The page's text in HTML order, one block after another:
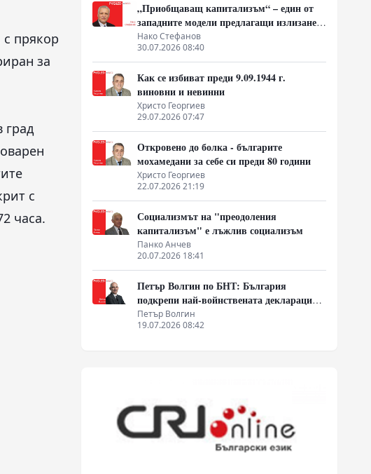
прякор
за
град
с
часа.
„Приобщаващ капитализъм“ – един от
западните модели предлагащи излизане
от системата на неолиберализма
Нако Стефанов
30.07.2026 08:40
Как се избиват преди 9.09.1944 г.
виновни и невинни
Христо Георгиев
29.07.2026 07:47
Откровено до болка - българите
мохамедани за себе си преди 80 години
Христо Георгиев
22.07.2026 21:19
Социализмът на "преодоления
капитализъм" е лъжлив социализъм
Панко Анчев
20.07.2026 18:41
Петър Волгин по БНТ: България
подкрепи най-войнствената декларация,
която някога съм чел
Петър Волгин
19.07.2026 08:42